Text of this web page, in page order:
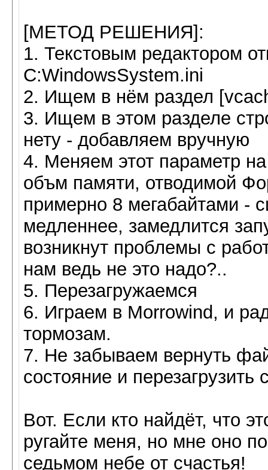
[МЕТОД РЕШЕНИЯ]:
1. Текстовым редактором
C:WindowsSystem.ini
2. Ищем в нём раздел
3. Ищем в этом разделе
нету - добавляем вручную
4. Меняем этот параметр
объм памяти, отводимой
примерно 8 мегабайтами -
медленнее, замедлится
возникнут проблемы с
нам ведь не это надо?..
5. Перезагружаемся
6. Играем в Morrowind, и
тормозам.
7. Не забываем вернуть
состояние и перезагрузить
Вот. Если кто найдёт, что
ругайте меня, но мне оно
седьмом небе от счастья!